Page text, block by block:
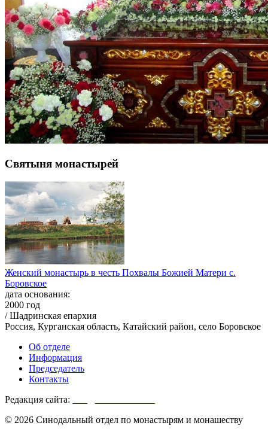
Святыня монастырей
Женский монастырь в честь Похвалы Божией Матери с.
Боровское
дата основания:
2000 год
/ Шадринская епархия
Россия, Курганская область, Катайский район, село Боровское
Об отделе
Информация
Председатель
Контакты
Редакция сайта:
© 2026 Синодальный отдел по монастырям и монашеству